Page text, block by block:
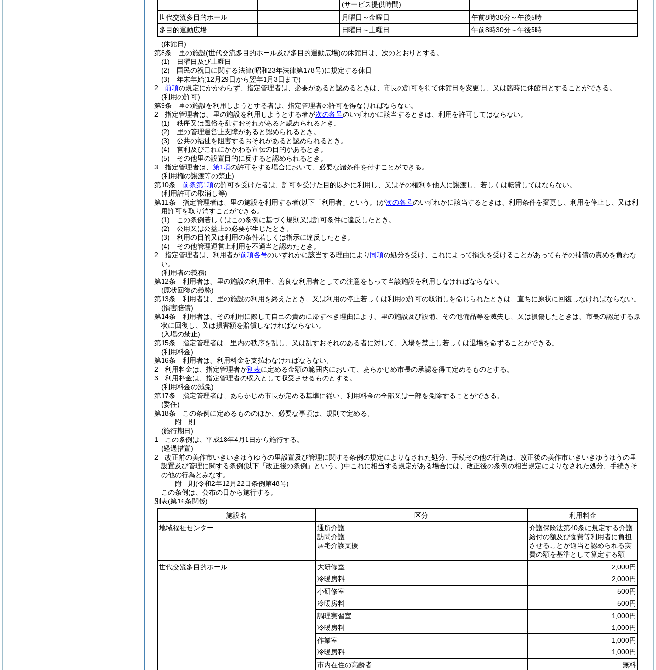
(サービス提供時間)
世代交流多目的ホール 月曜日～金曜日
午前8時30分～午後5時
多目的運動広場
日曜日～土曜日
午前8時30分～午後5時
(休館日)
第8条
里の施設(世代交流多目的ホール及び多目的運動広場)の休館日は、次のとおりとする。
(1)
日曜日及び土曜日
(2)
国民の祝日に関する法律(昭和23年法律第178号)に規定する休日
(3)
年末年始(12月29日から翌年1月3日まで)
2
前項の規定にかかわらず、指定管理者は、必要があると認めるときは、市長の許可を得て休館日を変更し、又は臨時に休館日とすることができる。
(利用の許可)
第9条
里の施設を利用しようとする者は、指定管理者の許可を得なければならない。
2
指定管理者は、里の施設を利用しようとする者が次の各号のいずれかに該当するときは、利用を許可してはならない。
(1)
秩序又は風俗を乱すおそれがあると認められるとき。
(2)
里の管理運営上支障があると認められるとき。
(3)
公共の福祉を阻害するおそれがあると認められるとき。
(4)
営利及びこれにかかわる宣伝の目的があるとき。
(5)
その他里の設置目的に反すると認められるとき。
3
指定管理者は、 第1項の許可をする場合において、必要な諸条件を付すことができる。
(利用権の譲渡等の禁止)
第10条
前条第1項の許可を受けた者は、許可を受けた目的以外に利用し、又はその権利を他人に譲渡し、若しくは転貸してはならない。
(利用許可の取消し等)
第11条
指定管理者は、里の施設を利用する者(以下「利用者」という。)が次の各号のいずれかに該当するときは、利用条件を変更し、利用を停止し、又は利
用許可を取り消すことができる。
(1)
この条例若しくはこの条例に基づく規則又は許可条件に違反したとき。
(2)
公用又は公益上の必要が生じたとき。
(3)
利用の目的又は利用の条件若しくは指示に違反したとき。
(4)
その他管理運営上利用を不適当と認めたとき。
2
指定管理者は、利用者が前項各号のいずれかに該当する理由により 同項の処分を受け、これによって損失を受けることがあってもその補償の責めを負わな
い。
(利用者の義務)
第12条
利用者は、里の施設の利用中、善良な利用者としての注意をもって当該施設を利用しなければならない。
(原状回復の義務)
第13条
利用者は、里の施設の利用を終えたとき、又は利用の停止若しくは利用の許可の取消しを命じられたときは、直ちに原状に回復しなければならない。
(損害賠償)
第14条
利用者は、その利用に際して自己の責めに帰すべき理由により、里の施設及び設備、その他備品等を滅失し、又は損傷したときは、市長の認定する原
状に回復し、又は損害額を賠償しなければならない。
(入場の禁止)
第15条
指定管理者は、里内の秩序を乱し、又は乱すおそれのある者に対して、入場を禁止し若しくは退場を命ずることができる。
(利用料金)
第16条
利用者は、利用料金を支払わなければならない。
2
利用料金は、指定管理者が別表に定める金額の範囲内において、あらかじめ市長の承認を得て定めるものとする。
3
利用料金は、指定管理者の収入として収受させるものとする。
(利用料金の減免)
第17条
指定管理者は、あらかじめ市長が定める基準に従い、利用料金の全部又は一部を免除することができる。
(委任)
第18条
この条例に定めるもののほか、必要な事項は、規則で定める。
附 則
(施行期日)
1
この条例は、平成18年4月1日から施行する。
(経過措置)
2
改正前の美作市いきいきゆうゆうの里設置及び管理に関する条例の規定によりなされた処分、手続その他の行為は、改正後の美作市いきいきゆうゆうの里
設置及び管理に関する条例(以下「改正後の条例」という。)中これに相当する規定がある場合には、改正後の条例の相当規定によりなされた処分、手続きそ
の他の行為とみなす。
附 則(令和2年12月22日条例第48号)
この条例は、公布の日から施行する。
別表(第16条関係)
施設名
区分
利用料金
地域福祉センター
通所介護
訪問介護
居宅介護支援
介護保険法第40条に規定する介護
給付の額及び食費等利用者に負担
させることが適当と認められる実
費の額を基準として算定する額
世代交流多目的ホール
大研修室
2,000円
冷暖房料
2,000円
小研修室
500円
冷暖房料
500円
調理実習室
1,000円
冷暖房料
1,000円
作業室
1,000円
冷暖房料
1,000円
市内在住の高齢者
無料